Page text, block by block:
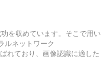
を収めています。そこで用い
ルネットワーク
れており、画像認識に適した